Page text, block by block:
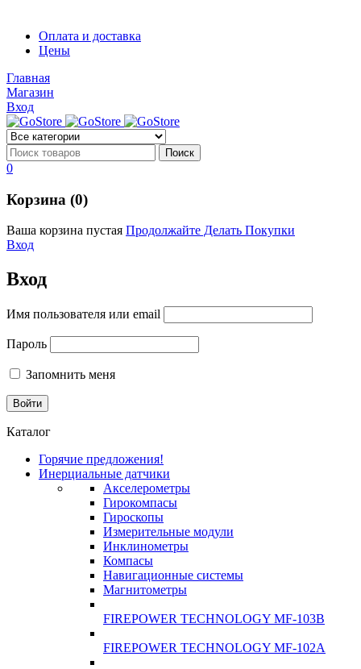
Диоды
Оплата и доставка
Цены
Главная
Магазин
Вход
0
Корзина (0)
Ваша корзина пустая Продолжайте Делать Покупки
Вход
Вход
Имя пользователя или email
Пароль
Запомнить меня
Каталог
Горячие предложения!
Инерциальные датчики
Акселерометры
Гирокомпасы
Гироскопы
Измерительные модули
Инклинометры
Компасы
Навигационные системы
Магнитометры
FIREPOWER TECHNOLOGY MF-103B
FIREPOWER TECHNOLOGY MF-102A